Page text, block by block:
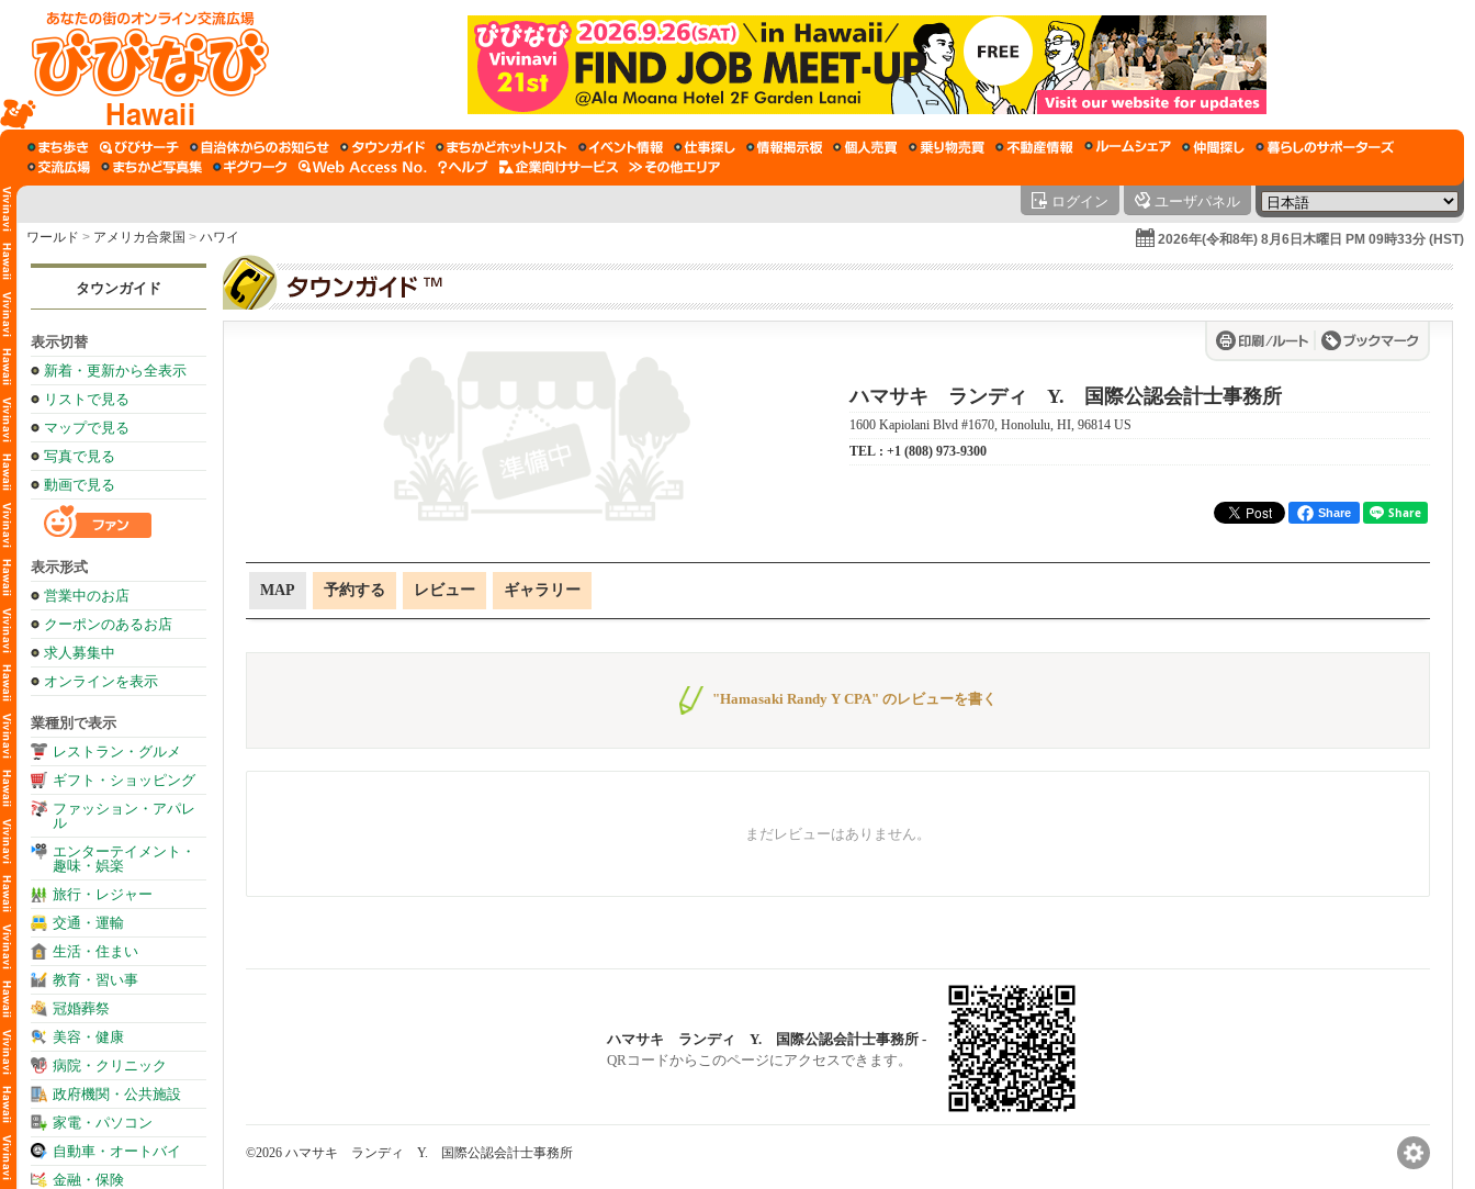
Hawaii
ログイン ユーザパネル
ワールド > アメリカ合衆国 > ハワイ 2026年(令和8年) 8月6日木曜日 PM 09時33分 (HST)
タウンガイド
表示切替
新着・更新から全表示
リストで見る
マップで見る
写真で見る
動画で見る
表示形式
営業中のお店
クーポンのあるお店
求人募集中
オンラインを表示
業種別で表示
レストラン・グルメ
ギフト・ショッピング
ファッション・アパレ
ル
エンターテイメント・
趣味・娯楽
旅行・レジャー
交通・運輸
生活・住まい
教育・習い事
冠婚葬祭
美容・健康
病院・クリニック
政府機関・公共施設
家電・パソコン
自動車・オートバイ
金融・保険
ハマサキ ランディ Y. 国際公認会計士事務所
1600 Kapiolani Blvd #1670, Honolulu, HI, 96814 US
TEL : +1 (808) 973-9300
Share
MAP 予約する レビュー ギャラリー
"Hamasaki Randy Y CPA" のレビューを書く
まだレビューはありません。
ハマサキ ランディ Y. 国際公認会計士事務所 -
QRコードからこのページにアクセスできます。
©2026 ハマサキ ランディ Y. 国際公認会計士事務所